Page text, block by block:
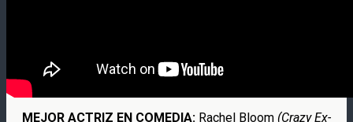
MEJOR ACTRIZ EN COMEDIA: Rachel Bloom (Crazy Ex-